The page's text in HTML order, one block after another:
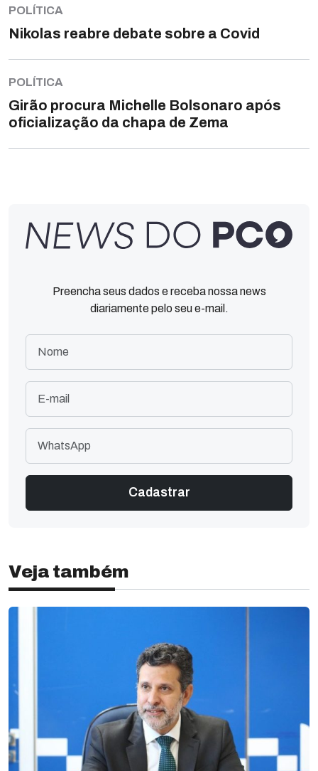
POLÍTICA
Nikolas reabre debate sobre a Covid
POLÍTICA
Girão procura Michelle Bolsonaro após
oficialização da chapa de Zema
Preencha seus dados e receba nossa news
diariamente pelo seu e-mail.
Veja também